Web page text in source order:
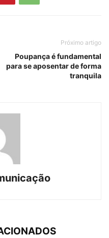
Próximo artigo
Poupança é fundamental
para se aposentar de forma
tranquila